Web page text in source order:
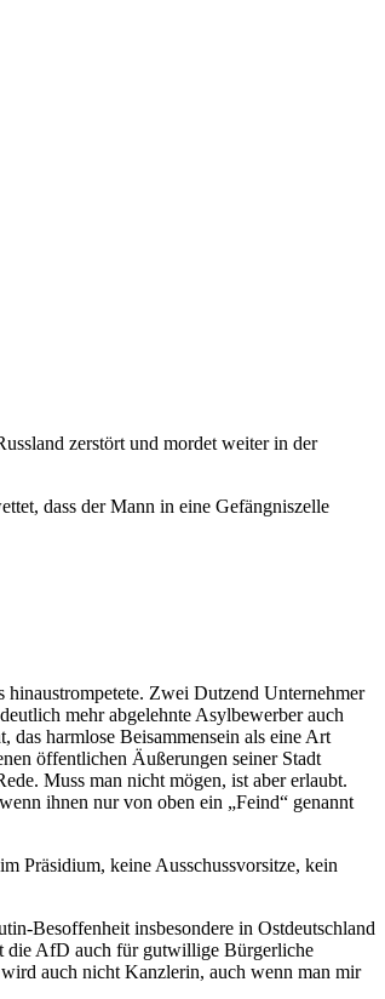
zerstört und mordet weiter in der
dass der Mann in eine Gefängniszelle
hinaustrompetete. Zwei Dutzend Unternehmer
mehr abgelehnte Asylbewerber auch
das harmlose Beisammensein als eine Art
öffentlichen Äußerungen seiner Stadt
Muss man nicht mögen, ist aber erlaubt.
ihnen nur von oben ein „Feind“ genannt
Präsidium, keine Ausschussvorsitze, kein
Besoffenheit insbesondere in Ostdeutschland
die AfD auch für gutwillige Bürgerliche
auch nicht Kanzlerin, auch wenn man mir